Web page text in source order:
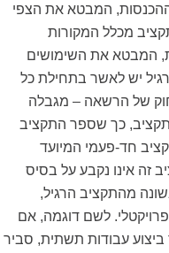
ההכנסות, המבטא את הצפי
מכלל המקורות
המבטא את השימושים
יש לאשר בתחילת כל
של הרשאה – מגבלה
תקציב, כך שספר התקציב
חד-פעמי המיועד
זה אינו נקבע על בסיס
מהתקציב הרגיל,
לשם דוגמה, אם
עבודות תשתית, סביר